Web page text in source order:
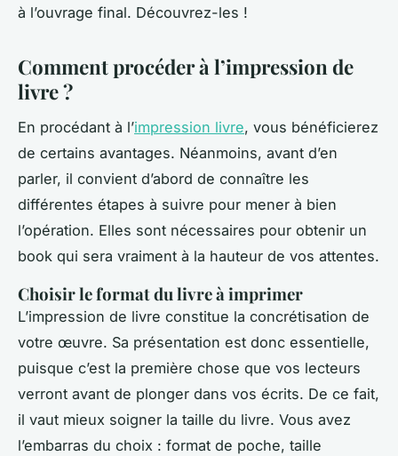
à l’ouvrage final. Découvrez-les !
Comment procéder à l’impression de
livre ?
En procédant à l’impression livre, vous bénéficierez
de certains avantages. Néanmoins, avant d’en
parler, il convient d’abord de connaître les
différentes étapes à suivre pour mener à bien
l’opération. Elles sont nécessaires pour obtenir un
book qui sera vraiment à la hauteur de vos attentes.
Choisir le format du livre à imprimer
L’impression de livre constitue la concrétisation de
votre œuvre. Sa présentation est donc essentielle,
puisque c’est la première chose que vos lecteurs
verront avant de plonger dans vos écrits. De ce fait,
il vaut mieux soigner la taille du livre. Vous avez
l’embarras du choix : format de poche, taille